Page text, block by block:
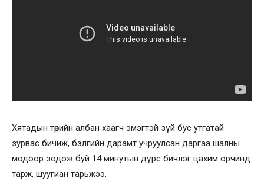
Хятадын төрийн албан хаагч эмэгтэй зүй бус утгатай
зурвас бичиж, бэлгийн дарамт учруулсан даргаа шалны
модоор зодож буй 14 минутын дүрс бичлэг цахим орчинд
тарж, шуугиан тарьжээ.